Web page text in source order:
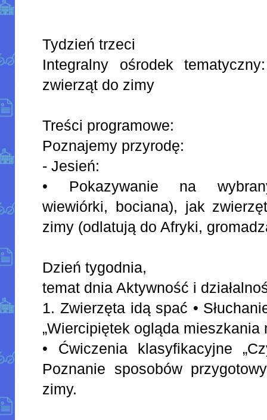
Tydzień trzeci
Integralny ośrodek
zwierząt do zimy
Treści programowe:
Poznajemy przyrodę:
- Jesień:
• Pokazywanie na
wiewiórki, bociana), jak
zimy (odlatują do Afryki,
Dzień tygodnia,
temat dnia Aktywność i
1. Zwierzęta idą spać •
„Wiercipiętek ogląda mieszkania
• Ćwiczenia klasyfikacyjne
Poznanie sposobów
zimy.